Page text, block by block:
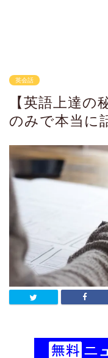
英会話
【英語上達
のみで本当に